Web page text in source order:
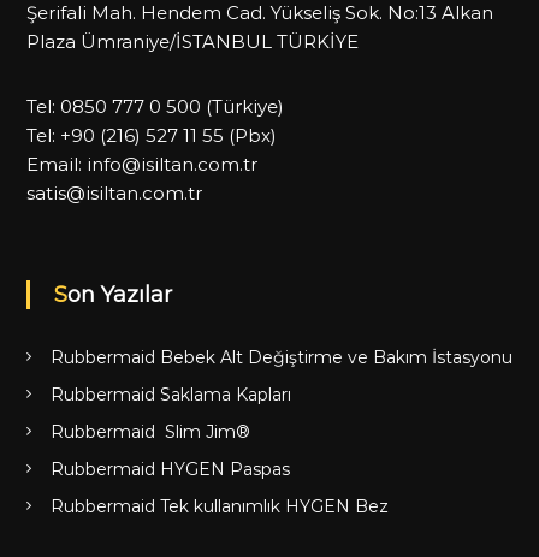
Şerifali Mah. Hendem Cad. Yükseliş Sok. No:13 Alkan
Plaza Ümraniye/İSTANBUL TÜRKİYE
Tel: 0850 777 0 500 (Türkiye)
Tel: +90 (216) 527 11 55 (Pbx)
Email: info@isiltan.com.tr
satis@isiltan.com.tr
Son Yazılar
Rubbermaid Bebek Alt Değiştirme ve Bakım İstasyonu
Rubbermaid Saklama Kapları
Rubbermaid Slim Jim®
Rubbermaid HYGEN Paspas
Rubbermaid Tek kullanımlık HYGEN Bez